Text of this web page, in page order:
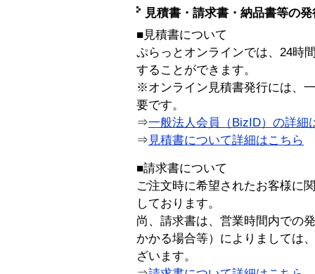
見積書・請求書・納品書等の
■見積書について
ぷらっとオンラインでは、24時
することができます。
※オンライン見積書発行には、
要です。
⇒一般法人会員（BizID）の詳細
⇒ 見積書について詳細はこちら
■請求書について
ご注文時に希望されたお客様に
しております。
尚、請求書は、営業時間内での
かかる場合等）によりましては
ざいます。